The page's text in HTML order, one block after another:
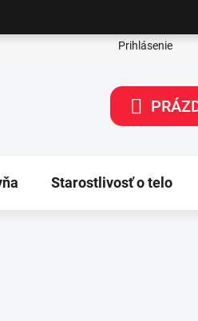
Prihlásenie
Starostlivosť o telo